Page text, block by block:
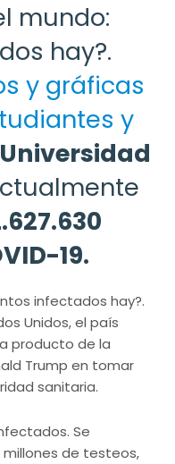
mundo:
hay?.
y gráficas
y
Universidad
19.
infectados hay?.
Unidos, el país
producto de la
Trump en tomar
sanitaria.
Se
de testeos,